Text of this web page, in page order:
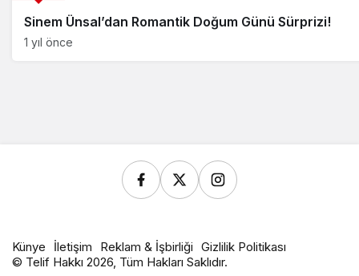
Sinem Ünsal’dan Romantik Doğum Günü Sürprizi!
1 yıl önce
Künye İletişim Reklam & İşbirliği Gizlilik Politikası
© Telif Hakkı 2026, Tüm Hakları Saklıdır.